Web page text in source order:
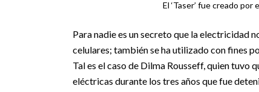
El ‘Taser’ fue creado
Para nadie es un secreto que la electricidad
celulares; también se ha utilizado con fines
Tal es el caso de Dilma Rousseff, quien tuvo
eléctricas durante los tres años que fue